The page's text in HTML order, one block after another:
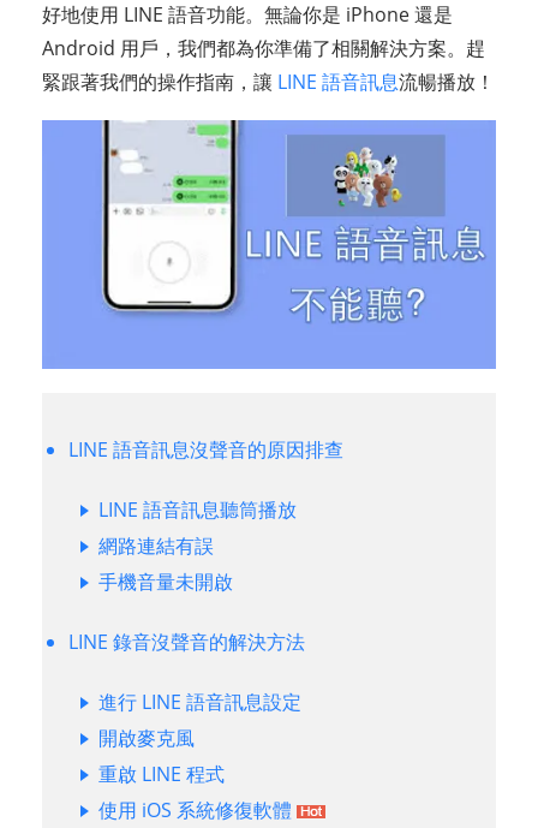
好地使用 LINE 語音功能。無論你是 iPhone 還是
Android 用戶，我們都為你準備了相關解決方案。趕
緊跟著我們的操作指南，讓 LINE 語音訊息流暢播放！
LINE 語音訊息沒聲音的原因排查
LINE 語音訊息聽筒播放
網路連結有誤
手機音量未開啟
LINE 錄音沒聲音的解決方法
進行 LINE 語音訊息設定
開啟麥克風
重啟 LINE 程式
使用 iOS 系統修復軟體